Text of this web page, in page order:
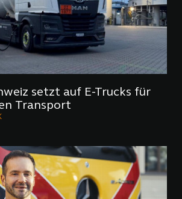
setzt auf E-Trucks für
Transport